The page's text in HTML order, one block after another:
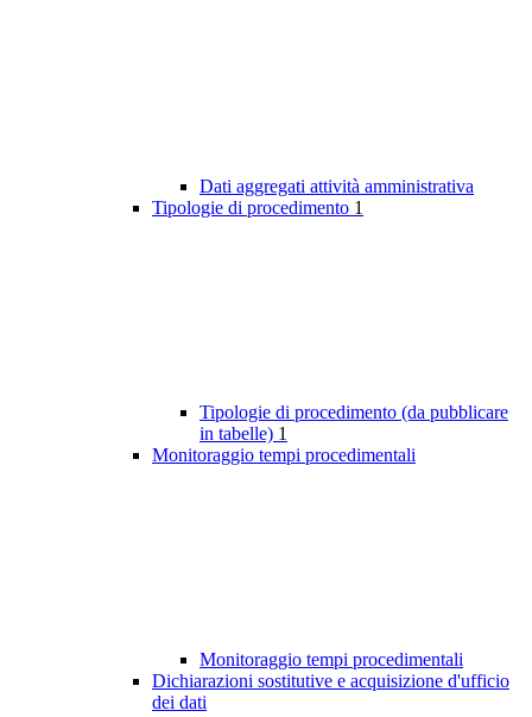
Dati aggregati attività amministrativa
Tipologie di procedimento 1
Tipologie di procedimento (da pubblicare
in tabelle) 1
Monitoraggio tempi procedimentali
Monitoraggio tempi procedimentali
Dichiarazioni sostitutive e acquisizione d'ufficio
dei dati